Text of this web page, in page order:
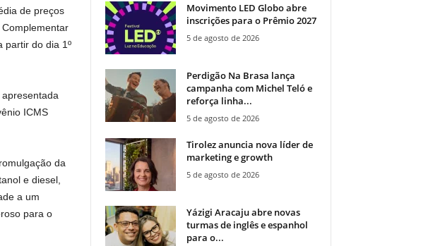
de preços
partir do dia 1º
ICMS
da
e diesel,
a um
para o
Movimento LED Globo abre
inscrições para o Prêmio 2027
5 de agosto de 2026
Perdigão Na Brasa lança
campanha com Michel Teló e
reforça linha...
5 de agosto de 2026
Tirolez anuncia nova líder de
marketing e growth
5 de agosto de 2026
Yázigi Aracaju abre novas
turmas de inglês e espanhol
para o...